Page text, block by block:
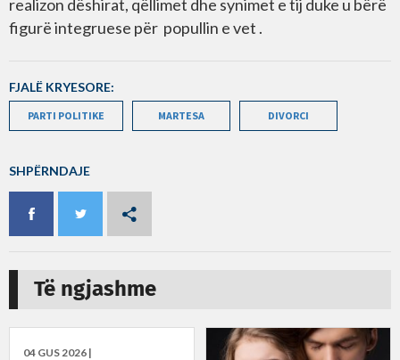
realizon dëshirat, qëllimet dhe synimet e tij duke u bërë
figurë integruese për popullin e vet .
FJALË KRYESORE:
PARTI POLITIKE MARTESA DIVORCI
SHPËRNDAJE
Të ngjashme
04 GUS 2026 |